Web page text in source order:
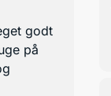
godt
på